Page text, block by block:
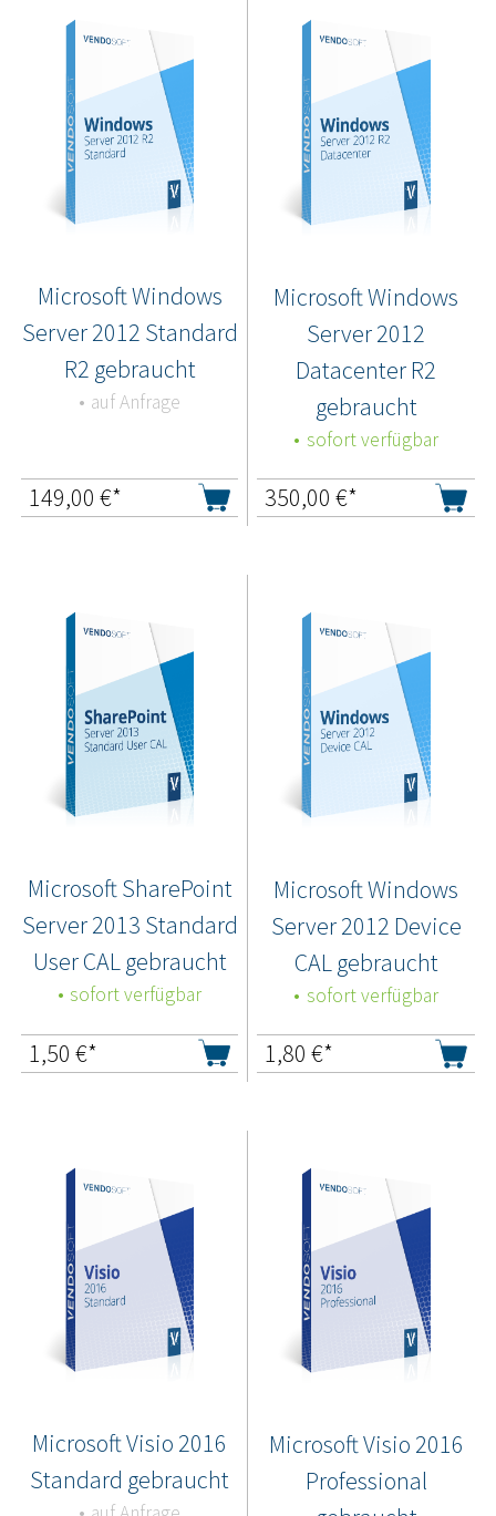
Microsoft Windows
Server 2012 Standard
R2 gebraucht
auf Anfrage
149,00 €*
Microsoft Windows
Server 2012
Datacenter R2
gebraucht
sofort verfügbar
350,00 €*
Microsoft SharePoint
Server 2013 Standard
User CAL gebraucht
sofort verfügbar
1,50 €*
Microsoft Windows
Server 2012 Device
CAL gebraucht
sofort verfügbar
1,80 €*
Microsoft Visio 2016
Standard gebraucht
Microsoft Visio 2016
Professional